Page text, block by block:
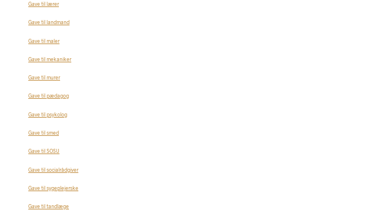
Gave til lærer
Gave til landmand
Gave til maler
Gave til mekaniker
Gave til murer
Gave til pædagog
Gave til psykolog
Gave til smed
Gave til SOSU
Gave til socialrådgiver
Gave til sygeplejerske
Gave til tandlæge